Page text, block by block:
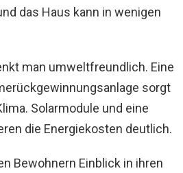
das Haus kann in wenigen
man umweltfreundlich. Eine
sorgt
Solarmodule und eine
die Energiekosten deutlich.
Bewohnern Einblick in ihren